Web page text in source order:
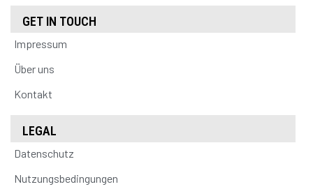
GET IN TOUCH
Impressum
Über uns
Kontakt
LEGAL
Datenschutz
Nutzungsbedingungen